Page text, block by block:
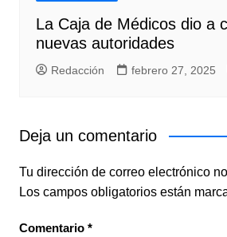
La Caja de Médicos dio a
nuevas autoridades
Redacción febrero 27, 2025
Deja un comentario
Tu dirección de correo electrónico
Los campos obligatorios están
Comentario *